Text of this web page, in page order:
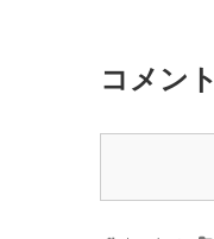
コメント